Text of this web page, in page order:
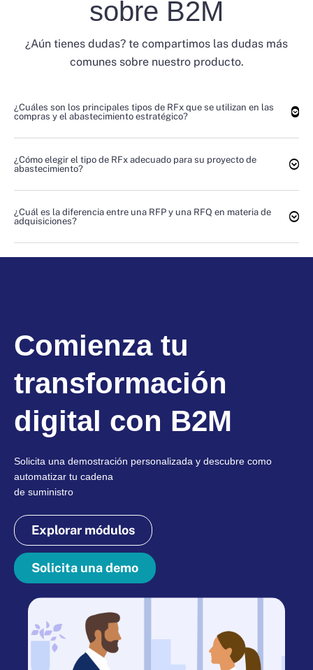
sobre B2M
¿Aún tienes dudas? te compartimos las dudas más
comunes sobre nuestro producto.
¿Cuáles son los principales tipos de RFx que se utilizan en las
compras y el abastecimiento estratégico?
¿Cómo elegir el tipo de RFx adecuado para su proyecto de
abastecimiento?
¿Cuál es la diferencia entre una RFP y una RFQ en materia de
adquisiciones?
Comienza tu
transformación
digital con B2M
Solicita una demostración personalizada y descubre como
automatizar tu cadena
de suministro
Explorar módulos
Solicita una demo